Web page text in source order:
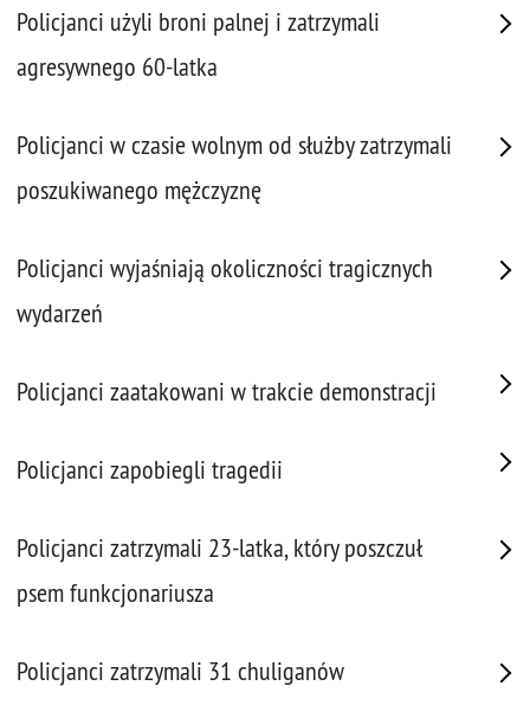
Policjanci użyli broni palnej i zatrzymali
agresywnego 60-latka
Policjanci w czasie wolnym od służby zatrzymali
poszukiwanego mężczyznę
Policjanci wyjaśniają okoliczności tragicznych
wydarzeń
Policjanci zaatakowani w trakcie demonstracji
Policjanci zapobiegli tragedii
Policjanci zatrzymali 23-latka, który poszczuł
psem funkcjonariusza
Policjanci zatrzymali 31 chuliganów